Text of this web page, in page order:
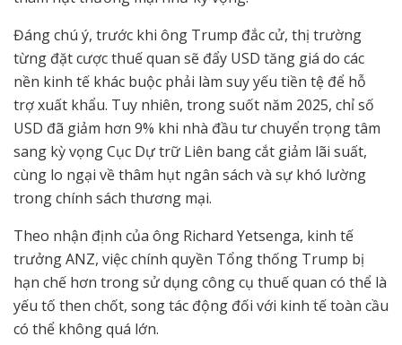
Đáng chú ý, trước khi ông Trump đắc cử, thị trường
từng đặt cược thuế quan sẽ đẩy USD tăng giá do các
nền kinh tế khác buộc phải làm suy yếu tiền tệ để hỗ
trợ xuất khẩu. Tuy nhiên, trong suốt năm 2025, chỉ số
USD đã giảm hơn 9% khi nhà đầu tư chuyển trọng tâm
sang kỳ vọng Cục Dự trữ Liên bang cắt giảm lãi suất,
cùng lo ngại về thâm hụt ngân sách và sự khó lường
trong chính sách thương mại.
Theo nhận định của ông Richard Yetsenga, kinh tế
trưởng ANZ, việc chính quyền Tổng thống Trump bị
hạn chế hơn trong sử dụng công cụ thuế quan có thể là
yếu tố then chốt, song tác động đối với kinh tế toàn cầu
có thể không quá lớn.